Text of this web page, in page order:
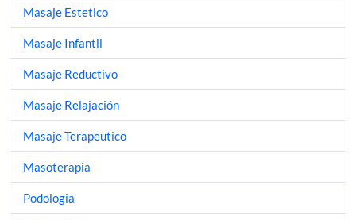
Masaje Estetico
Masaje Infantil
Masaje Reductivo
Masaje Relajación
Masaje Terapeutico
Masoterapia
Podologia